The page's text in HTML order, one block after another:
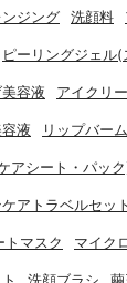
ンジング 洗顔料
ピーリングジェル
容液 アイクリ
液 リップバーム
アシート・パッ
アトラベルセット
トマスク マイク